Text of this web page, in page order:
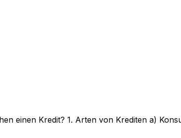
einen Kredit? 1. Arten von Krediten a)